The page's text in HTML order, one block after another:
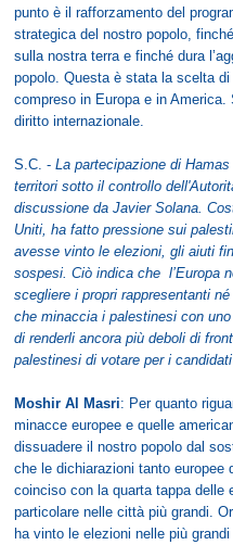
punto è il rafforzamento del
strategica del nostro popolo,
sulla nostra terra e finché dura
popolo. Questa è stata la scelta
compreso in Europa e in
diritto internazionale.
S.C. -La partecipazione di
territori sotto il controllo
discussione da Javier Solana.
Uniti, ha fatto pressione sui
avesse vinto le elezioni, gli aiuti
sospesi. Ciò indica che l’Europa
scegliere i propri rappresentanti
che minaccia i palestinesi con
di renderli ancora più deboli di
palestinesi di votare per i
Moshir Al Masri: Per quanto
minacce europee e quelle
dissuadere il nostro popolo dal
che le dichiarazioni tanto europee
coinciso con la quarta tappa delle
particolare nelle città più grandi.
ha vinto le elezioni nelle più